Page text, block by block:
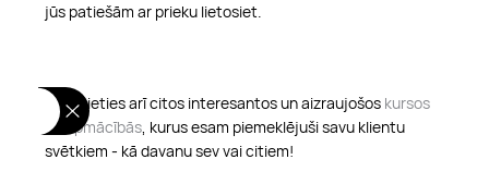
jūs patiešām ar prieku lietosiet.
Ieskatieties arī citos interesantos un aizraujošos kursos
un apmācībās, kurus esam piemeklējuši savu klientu
svētkiem - kā davanu sev vai citiem!